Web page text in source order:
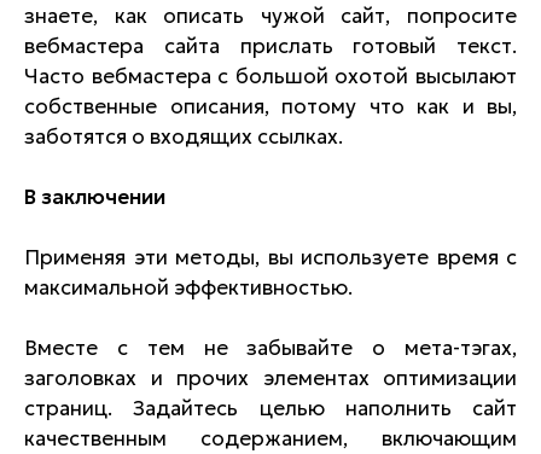
знаете, как описать чужой сайт, попросите
вебмастера сайта прислать готовый текст.
Часто вебмастера с большой охотой высылают
собственные описания, потому что как и вы,
заботятся о входящих ссылках.
В заключении
Применяя эти методы, вы используете время с
максимальной эффективностью.
Вместе с тем не забывайте о мета-тэгах,
заголовках и прочих элементах оптимизации
страниц. Задайтесь целью наполнить сайт
качественным содержанием, включающим